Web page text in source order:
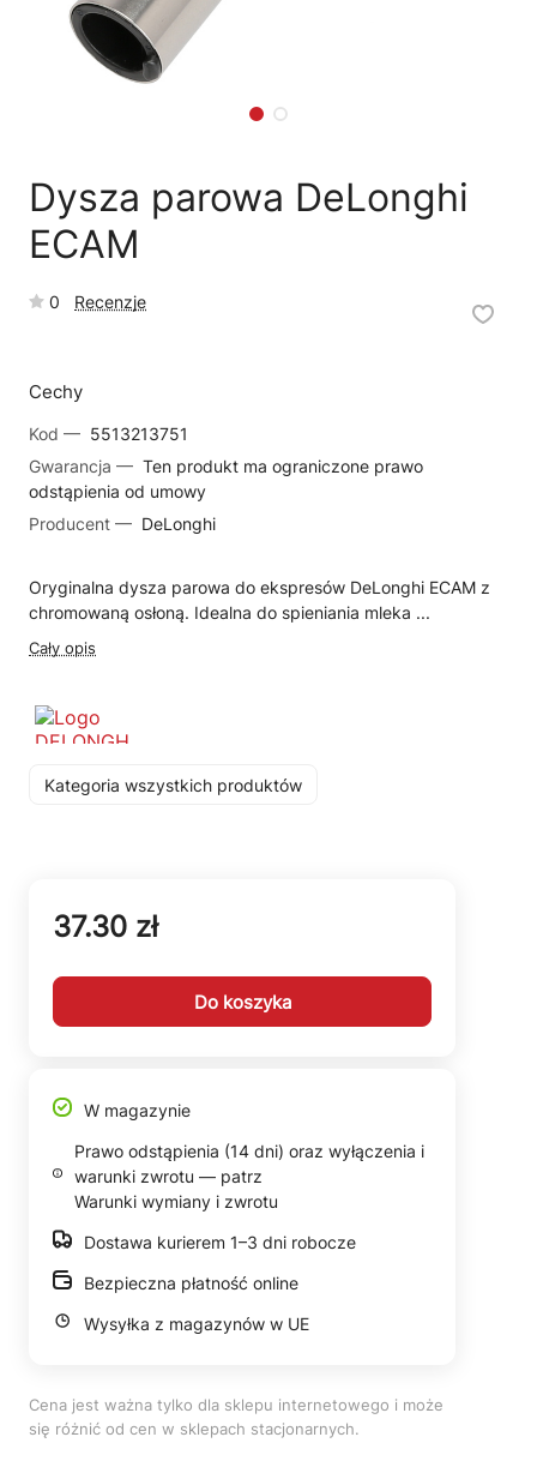
Dysza parowa DeLonghi
ECAM
0 Recenzje
Cechy
Kod — 5513213751
Gwarancja — Ten produkt ma ograniczone prawo
odstąpienia od umowy
Producent — DeLonghi
Oryginalna dysza parowa do ekspresów DeLonghi ECAM z
chromowaną osłoną. Idealna do spieniania mleka ...
Cały opis
Kategoria wszystkich produktów
37.30 zł
Do koszyka
W magazynie
Prawo odstąpienia (14 dni) oraz wyłączenia i
warunki zwrotu — patrz
Warunki wymiany i zwrotu
Dostawa kurierem 1–3 dni robocze
Bezpieczna płatność online
Wysyłka z magazynów w UE
Cena jest ważna tylko dla sklepu internetowego i może
się różnić od cen w sklepach stacjonarnych.
🗹 Reklamacja naprawy